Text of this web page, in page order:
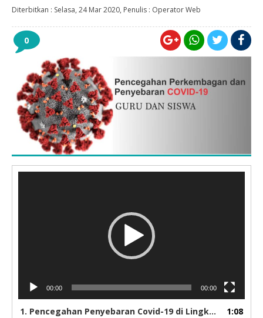
Diterbitkan : Selasa, 24 Mar 2020, Penulis : Operator Web
0
00:00 00:00
1. Pencegahan Penyebaran Covid-19 di Lingkungan PENS 1:08